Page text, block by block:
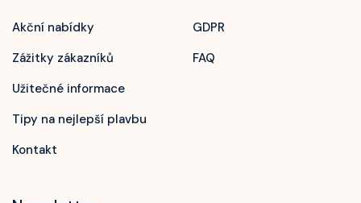
Akční nabídky
Zážitky zákazníků
Užitečné informace
Tipy na nejlepší plavbu
Kontakt
GDPR
FAQ